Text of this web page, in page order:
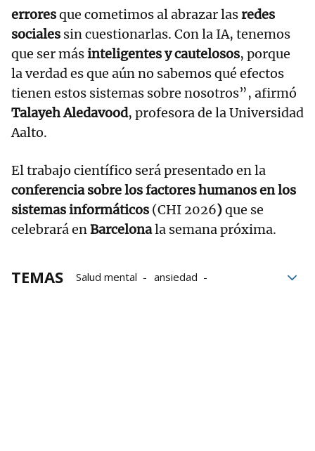
erroresque cometimos al abrazar lasredes
sociales sin cuestionarlas. Con la IA, tenemos
que ser másinteligentes y cautelosos, porque
la verdad es que aún no sabemos qué efectos
tienen estos sistemas sobre nosotros”, afirmó
Talayeh Aledavood, profesora de la Universidad
Aalto.
El trabajo científico será presentado en la
conferencia sobre los factores humanos en los
sistemas informáticos (CHI 2026)que se
celebrará enBarcelonala semana próxima.
TEMAS Salud mental
ansiedad